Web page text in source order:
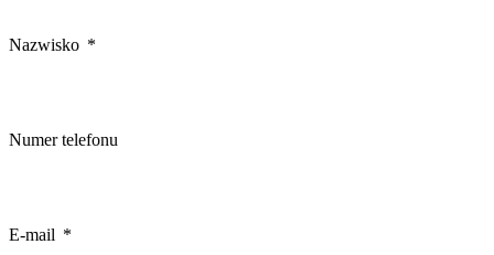
Nazwisko
Numer telefonu
E-mail